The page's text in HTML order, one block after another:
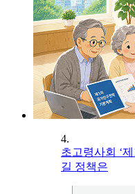
4.
초고령사회 ‘
길 정책은